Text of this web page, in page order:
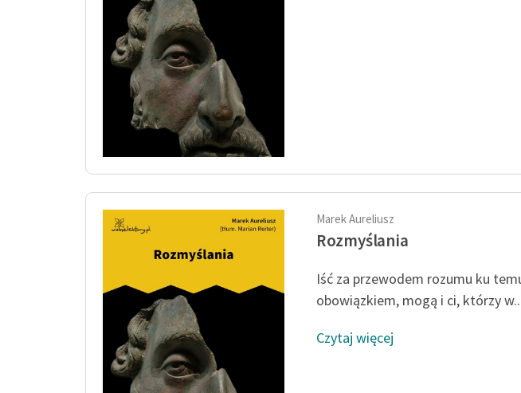
Marek Aureliusz
Rozmyślania
Iść za przewodem rozumu ku
obowiązkiem, mogą i ci, którzy
Czytaj więcej